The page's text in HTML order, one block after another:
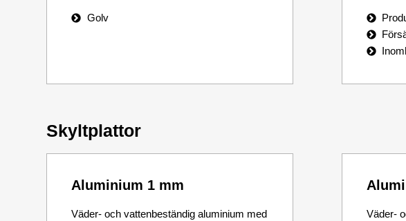
Golv
Skyltplattor
Aluminium 1 mm
Väder- och vattenbeständig aluminium med
Väder-